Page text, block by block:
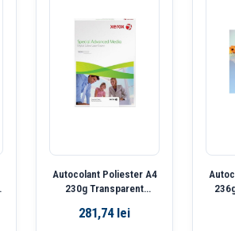
Autocolant Poliester A4
230g Transparent
281,74 lei